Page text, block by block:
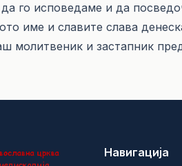
го исповедаме и да
име и славите слава
молитвеник и застапник
Навигација